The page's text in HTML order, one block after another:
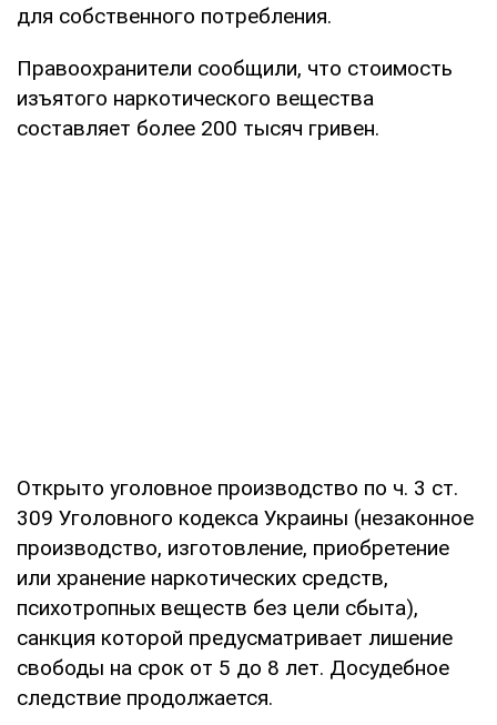
для собственного потребления.
Правоохранители сообщили, что стоимость
изъятого наркотического вещества
составляет более 200 тысяч гривен.
Открыто уголовное производство по ч. 3 ст.
309 Уголовного кодекса Украины (незаконное
производство, изготовление, приобретение
или хранение наркотических средств,
психотропных веществ без цели сбыта),
санкция которой предусматривает лишение
свободы на срок от 5 до 8 лет. Досудебное
следствие продолжается.